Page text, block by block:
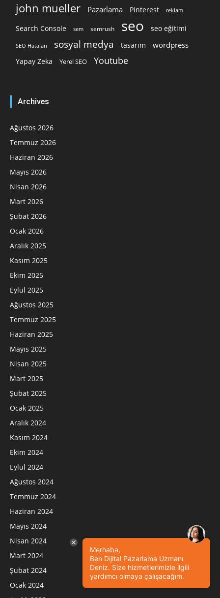
john mueller Pazarlama Pinterest reklam
Search Console sem semrush seo seo eğitimi
SEO Hataları sosyal medya tasarım wordpress
Yapay Zeka Yerel SEO Youtube
Archives
Ağustos 2026
Temmuz 2026
Haziran 2026
Mayıs 2026
Nisan 2026
Mart 2026
Şubat 2026
Ocak 2026
Aralık 2025
Kasım 2025
Ekim 2025
Eylül 2025
Ağustos 2025
Temmuz 2025
Haziran 2025
Mayıs 2025
Nisan 2025
Mart 2025
Şubat 2025
Ocak 2025
Aralık 2024
Kasım 2024
Ekim 2024
Eylül 2024
Ağustos 2024
Temmuz 2024
Haziran 2024
Mayıs 2024
Nisan 2024
Mart 2024
Şubat 2024
Ocak 2024
Merhaba,
Ben Dijital Pazarlama Uzmanı
Deniz. Size hizmetlerimizle ilgili
yardımcı olmaya çalışacağım.